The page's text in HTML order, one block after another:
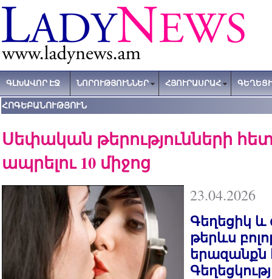
ԳԼԽԱՎՈՐ ԷՋ ՆՈՐՈՒԹՅՈՒՆՆԵՐ ՀՅՈՒՐԱՍՐԱՀ
ՀՈԳԵԲԱՆՈՒԹՅՈՒՆ
Սեփական թերությունների
ապրելու 10 միջոց
23.04.2026
Գեղեցիկ և
թերևս
երազանքն